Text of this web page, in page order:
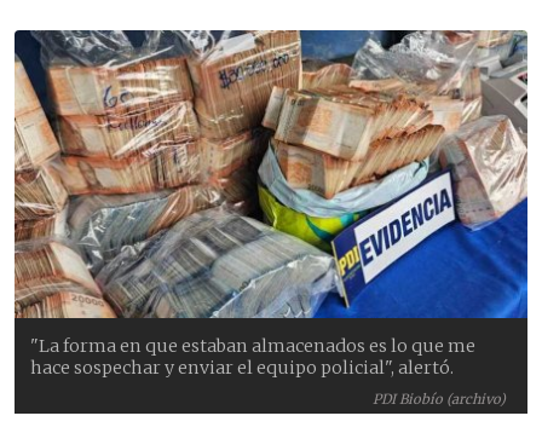
PDI Biobío (archivo)
"La forma en que estaban almacenados es lo que me
hace sospechar y enviar el equipo policial", alertó.